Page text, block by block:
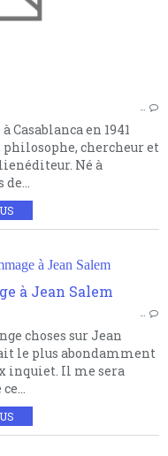
…
Casablanca en 1941
chercheur et
Né à
de...
à Jean Salem
…
choses sur Jean
le plus abondamment
inquiet. Il me sera